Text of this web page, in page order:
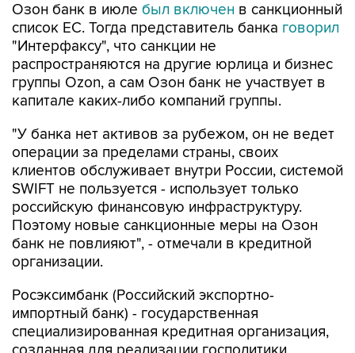
Озон банк в июле был включен в санкционный
список ЕС. Тогда представитель банка говорил
"Интерфаксу", что санкции не
распространяются на другие юрлица и бизнес
группы Ozon, а сам Озон банк не участвует в
капитале каких-либо компаний группы.
"У банка нет активов за рубежом, он не ведет
операции за пределами страны, своих
клиентов обслуживает внутри России, системой
SWIFT не пользуется - использует только
российскую финансовую инфраструктуру.
Поэтому новые санкционные меры на Озон
банк не повлияют", - отмечали в кредитной
организации.
Росэксимбанк (Российский экспортно-
импортный банк) - государственная
специализированная кредитная организация,